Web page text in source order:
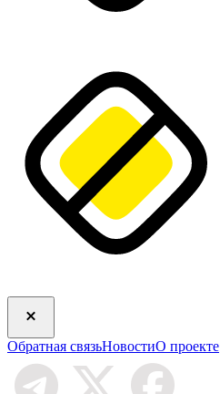
Обратная связьНовостиО проекте